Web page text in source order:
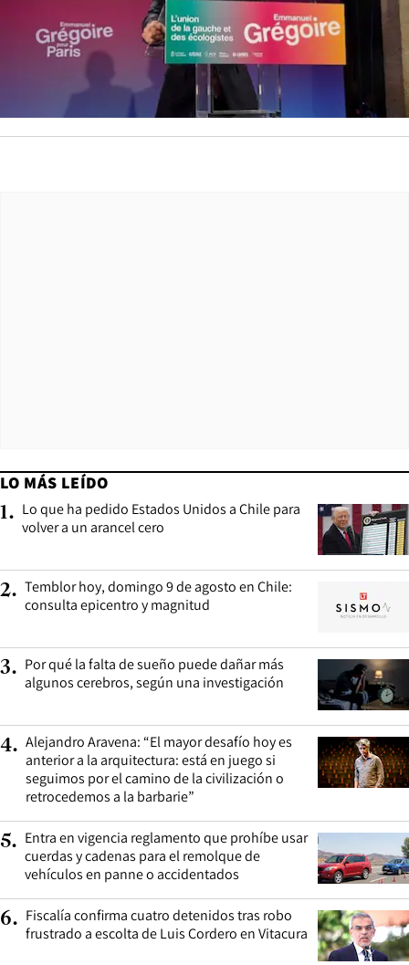
LO MÁS LEÍDO
1. Lo que ha pedido Estados Unidos a Chile para
volver a un arancel cero
2. Temblor hoy, domingo 9 de agosto en Chile:
consulta epicentro y magnitud
3. Por qué la falta de sueño puede dañar más
algunos cerebros, según una investigación
4. Alejandro Aravena: “El mayor desafío hoy es
anterior a la arquitectura: está en juego si
seguimos por el camino de la civilización o
retrocedemos a la barbarie”
5. Entra en vigencia reglamento que prohíbe usar
cuerdas y cadenas para el remolque de
vehículos en panne o accidentados
6. Fiscalía confirma cuatro detenidos tras robo
frustrado a escolta de Luis Cordero en Vitacura